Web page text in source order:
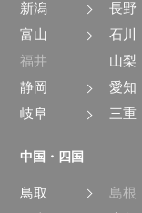
新潟
長野
富山
石川
福井
山梨
静岡
愛知
岐阜
三重
中国・四国
鳥取
島根